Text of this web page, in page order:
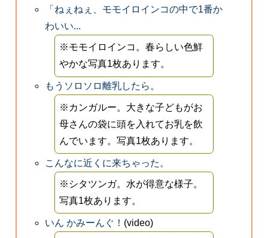
「ねぇねぇ、モモイロインコの中で1番か
わいい...
※モモイロインコ。春らしい色鮮
やかな写真1枚あります。
もうソロソロ離乳したら。
※カンガルー。大きな子どもがお
母さんの袋に頭を入れてお乳を飲
んでいます。写真1枚あります。
こんなに近くに来ちゃった。
※シタツンガ。水が得意な様子。
写真1枚あります。
いん かみーんぐ！ (video)